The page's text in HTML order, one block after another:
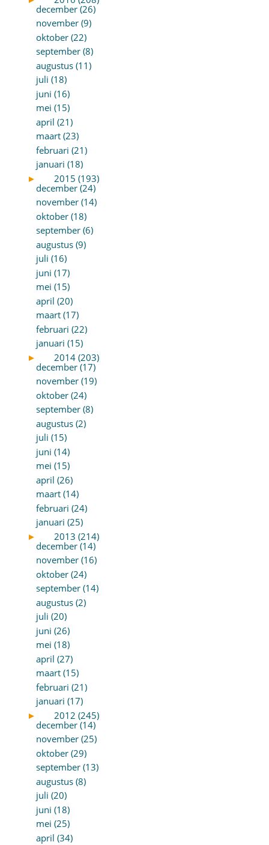
december (26)
november (9)
oktober (22)
september (8)
augustus (11)
juli (18)
juni (16)
mei (15)
april (21)
maart (23)
februari (21)
januari (18)
►
2015 (193)
december (24)
november (14)
oktober (18)
september (6)
augustus (9)
juli (16)
juni (17)
mei (15)
april (20)
maart (17)
februari (22)
januari (15)
►
2014 (203)
december (17)
november (19)
oktober (24)
september (8)
augustus (2)
juli (15)
juni (14)
mei (15)
april (26)
maart (14)
februari (24)
januari (25)
►
2013 (214)
december (14)
november (16)
oktober (24)
september (14)
augustus (2)
juli (20)
juni (26)
mei (18)
april (27)
maart (15)
februari (21)
januari (17)
►
2012 (245)
december (14)
november (25)
oktober (29)
september (13)
augustus (8)
juli (20)
juni (18)
mei (25)
april (34)